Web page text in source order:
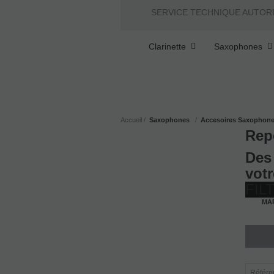
SERVICE TECHNIQUE
Clarinette Saxophones
Accueil Saxophones Accesoires